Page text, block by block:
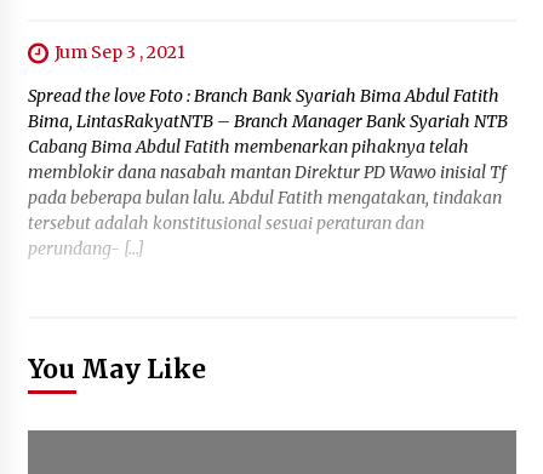
Jum Sep 3 , 2021
Spread the love Foto : Branch Bank Syariah Bima Abdul Fatith
Bima, LintasRakyatNTB – Branch Manager Bank Syariah NTB
Cabang Bima Abdul Fatith membenarkan pihaknya telah
memblokir dana nasabah mantan Direktur PD Wawo inisial Tf
pada beberapa bulan lalu. Abdul Fatith mengatakan, tindakan
tersebut adalah konstitusional sesuai peraturan dan
perundang- […]
You May Like